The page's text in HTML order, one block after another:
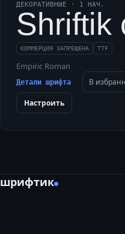
ДЕКОРАТИВНЫЕ · 1 НАЧ.
Shriftik
КОММЕРЦИЯ ЗАПРЕЩЕНА TTF
Empiric Roman
Детали шрифта В
Настроить
шрифтик